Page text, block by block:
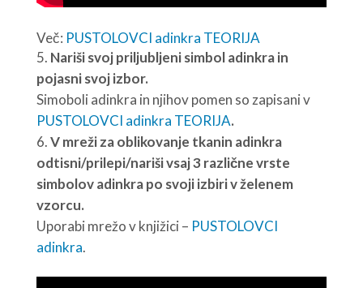
Več: PUSTOLOVCI adinkra TEORIJA
Nariši svoj priljubljeni simbol adinkra in
pojasni svoj izbor.
Simoboli adinkra in njihov pomen so zapisani v
PUSTOLOVCI adinkra TEORIJA.
V mreži za oblikovanje tkanin adinkra
odtisni/prilepi/nariši vsaj 3 različne vrste
simbolov adinkra po svoji izbiri v želenem
vzorcu.
Uporabi mrežo v knjižici – PUSTOLOVCI
adinkra.